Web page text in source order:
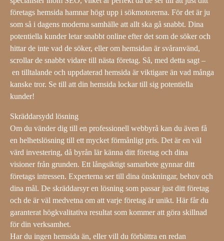
företags hemsida hamnar högt upp i sökmotorerna. För det är ju
som så i dagens moderna samhälle att allt ska gå snabbt. Dina
potentiella kunder letar snabbt online efter det som de söker och
hittar de inte vad de söker, eller om hemsidan är svåranvänd,
scrollar de snabbt vidare till nästa företag. Så, med detta sagt –
en tilltalande och uppdaterad hemsida är viktigare än vad många
kanske tror. Se till att din hemsida lockar till sig potentiella
kunder!
Skräddarsydd lösning
Om du vänder dig till en professionell webbyrå kan du även få
en helhetslösning till ett mycket förmånligt pris. Det är en väl
värd investering, då byrån lär känna ditt företag och dina
visioner från grunden. Ett långsiktigt samarbete gynnar ditt
företags intressen. Experterna ser till dina önskningar, behov och
dina mål. De skräddarsyr en lösning som passar just ditt företag
och de är väl medvetna om att varje företag är unikt. Här får du
garanterat högkvalitativa resultat som kommer att göra skillnad
för din verksamhet.
Har du ingen hemsida än, eller vill du förbättra en redan